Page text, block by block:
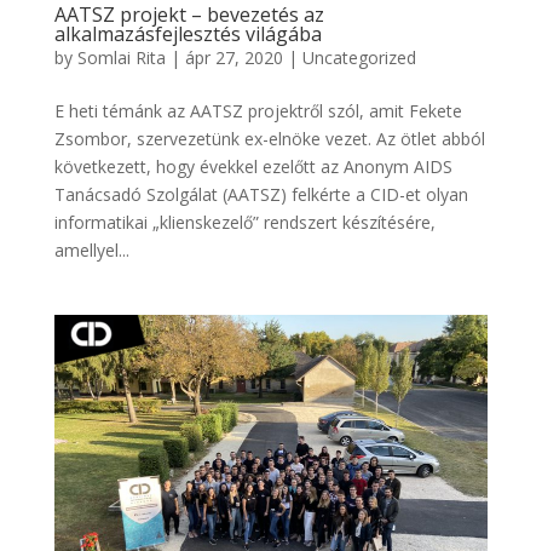
AATSZ projekt – bevezetés az
alkalmazásfejlesztés világába
by Somlai Rita | ápr 27, 2020 | Uncategorized
E heti témánk az AATSZ projektről szól, amit Fekete
Zsombor, szervezetünk ex-elnöke vezet. Az ötlet abból
következett, hogy évekkel ezelőtt az Anonym AIDS
Tanácsadó Szolgálat (AATSZ) felkérte a CID-et olyan
informatikai „klienskezelő” rendszert készítésére,
amellyel...